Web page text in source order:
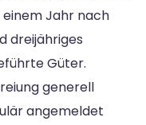
einem Jahr nach
dreijähriges
Güter.
generell
angemeldet